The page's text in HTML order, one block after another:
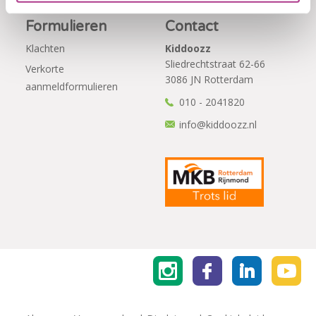
Formulieren
Klachten
Verkorte
aanmeldformulieren
Contact
Kiddoozz
Sliedrechtstraat 62-66
3086 JN Rotterdam
010 - 2041820
info@kiddoozz.nl